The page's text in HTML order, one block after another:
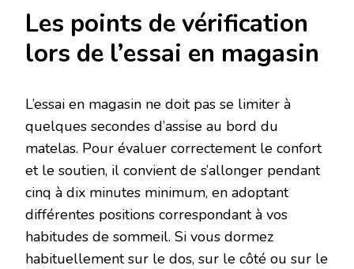
Les points de vérification
lors de l’essai en magasin
L’essai en magasin ne doit pas se limiter à
quelques secondes d’assise au bord du
matelas. Pour évaluer correctement le confort
et le soutien, il convient de s’allonger pendant
cinq à dix minutes minimum, en adoptant
différentes positions correspondant à vos
habitudes de sommeil. Si vous dormez
habituellement sur le dos, sur le côté ou sur le